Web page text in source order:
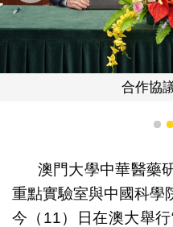
合作協
1
澳門大學中華醫藥
重點實驗室與中國科學
今（11）日在澳大舉